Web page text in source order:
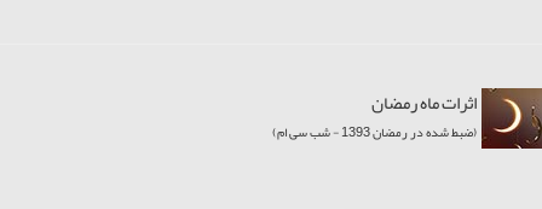
اثرات ماه رمضان
(ضبط شده در رمضان 1393 - شب سی ام)